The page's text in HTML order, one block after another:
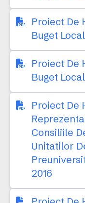
Proiect De
Buget
Proiect De
Buget
Proiect De
Consiliile
Unitatilor
2016